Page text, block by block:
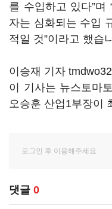
를 수입하고 있다”며
자는 심화되는 수입
적일 것”이라고 했습
이승재 기자
이 기사는 뉴스토마
오승훈 산업1부장이
댓글 0